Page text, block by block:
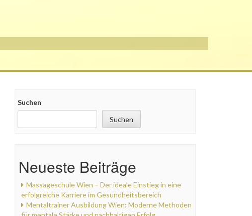
Suchen
Suchen
Neueste Beiträge
Massageschule Wien – Der ideale Einstieg in eine
erfolgreiche Karriere im Gesundheitsbereich
Mentaltrainer Ausbildung Wien: Moderne Methoden